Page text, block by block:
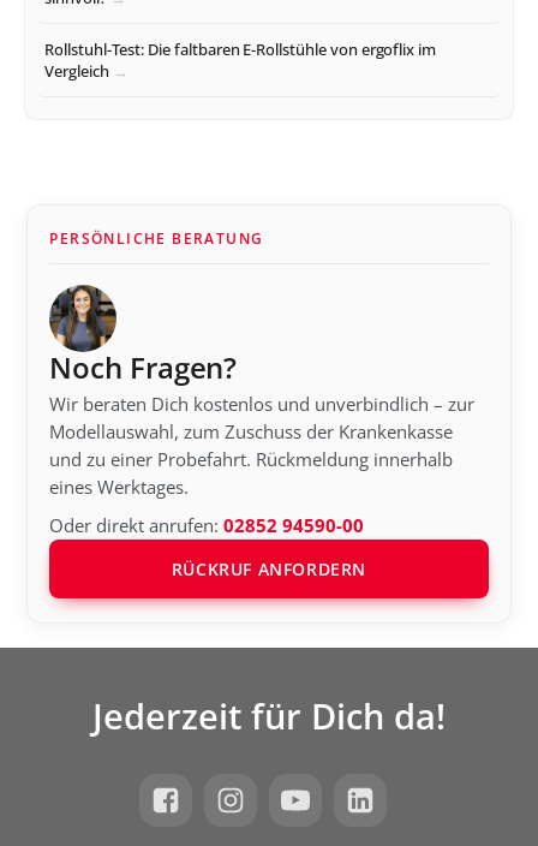
Rollstuhl-Test: Die faltbaren E-Rollstühle von ergoflix im
Vergleich
PERSÖNLICHE BERATUNG
Noch Fragen?
Wir beraten Dich kostenlos und unverbindlich – zur
Modellauswahl, zum Zuschuss der Krankenkasse
und zu einer Probefahrt. Rückmeldung innerhalb
eines Werktages.
Oder direkt anrufen:02852 94590-00
RÜCKRUF ANFORDERN
Jederzeit für Dich da!